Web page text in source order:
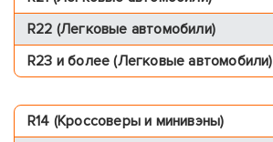
R22 (Легковые автомобили)
R23 и более (Легковые автомобили)
R14 (Кроссоверы и минивэны)